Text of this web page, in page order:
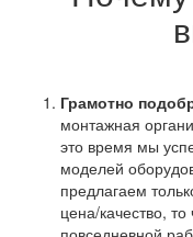
Грамотно
монтажная
это время мы
моделей
предлагаем
цена/качество,